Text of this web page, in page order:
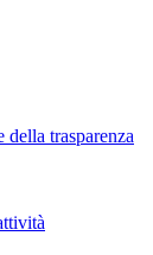
trasparenza